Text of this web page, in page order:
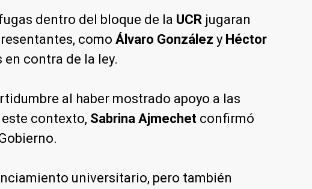
dentro del bloque de la UCR jugaran
como Álvaro González y Héctor
contra de la ley.
al haber mostrado apoyo a las
contexto, Sabrina Ajmechet confirmó
universitario, pero también